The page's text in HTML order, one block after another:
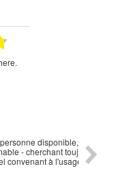
à
toujours la
à l'usage qui en